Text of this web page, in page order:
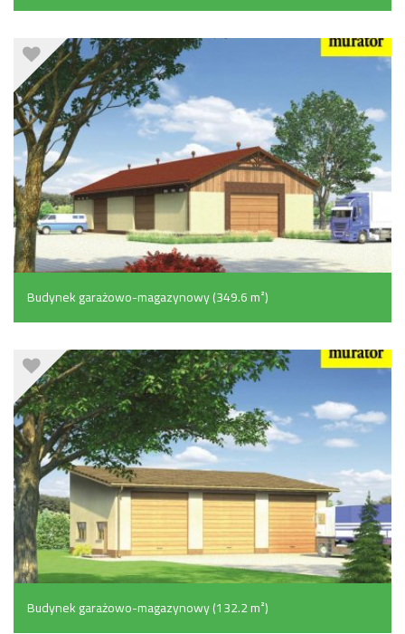
gospodarczym (251.2 m²)
Budynek garażowo-magazynowy (349.6 m²)
Budynek garażowo-magazynowy (132.2 m²)